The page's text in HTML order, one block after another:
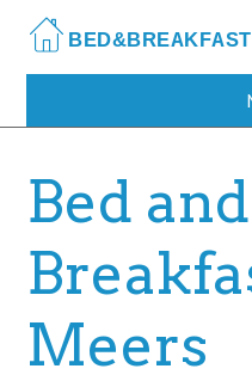
main
Bed and
Meers